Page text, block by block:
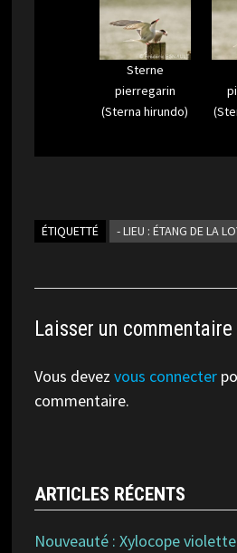
Sterne
pierregarin
(Sterna hirundo)
ÉTIQUETTÉ - LIEU : ÉTANG DE LA
Laisser un commentaire
Vous devez vous connecter
commentaire.
ARTICLES RÉCENTS
Nouveauté : Xylocope